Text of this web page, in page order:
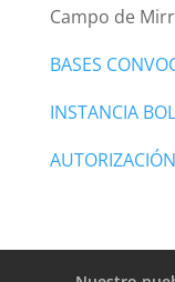
Campo de
BASES
INSTANCIA